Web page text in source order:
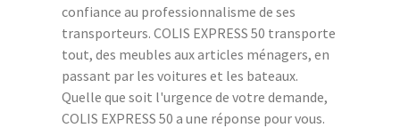
confiance au professionnalisme de ses
transporteurs. COLIS EXPRESS 50 transporte
tout, des meubles aux articles ménagers, en
passant par les voitures et les bateaux.
Quelle que soit l'urgence de votre demande,
COLIS EXPRESS 50 a une réponse pour vous.